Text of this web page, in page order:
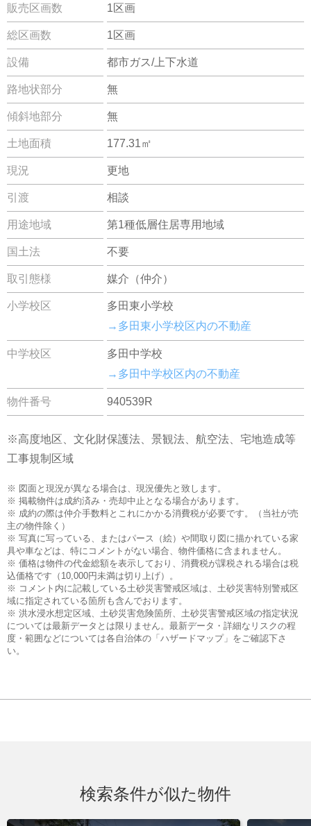
販売区画数 1区画
総区画数 1区画
設備 都市ガス/上下水道
路地状部分 無
傾斜地部分 無
土地面積 177.31㎡
現況 更地
引渡 相談
用途地域 第1種低層住居専用地域
国土法 不要
取引態様 媒介（仲介）
小学校区
多田東小学校
→多田東小学校区内の不動産
中学校区
多田中学校
→多田中学校区内の不動産
物件番号 940539R
※高度地区、文化財保護法、景観法、航空法、宅地造成等
工事規制区域
※ 図面と現況が異なる場合は、現況優先と致します。
※ 掲載物件は成約済み・売却中止となる場合があります。
※ 成約の際は仲介手数料とこれにかかる消費税が必要です。（当社が売
主の物件除く）
※ 写真に写っている、またはパース（絵）や間取り図に描かれている家
具や車などは、特にコメントがない場合、物件価格に含まれません。
※ 価格は物件の代金総額を表示しており、消費税が課税される場合は税
込価格です（10,000円未満は切り上げ）。
※ コメント内に記載している土砂災害警戒区域は、土砂災害特別警戒区
域に指定されている箇所も含んでおります。
※ 洪水浸水想定区域、土砂災害危険箇所、土砂災害警戒区域の指定状況
については最新データとは限りません。最新データ・詳細なリスクの程
度・範囲などについては各自治体の「ハザードマップ」をご確認下さ
い。
検索条件が似た物件